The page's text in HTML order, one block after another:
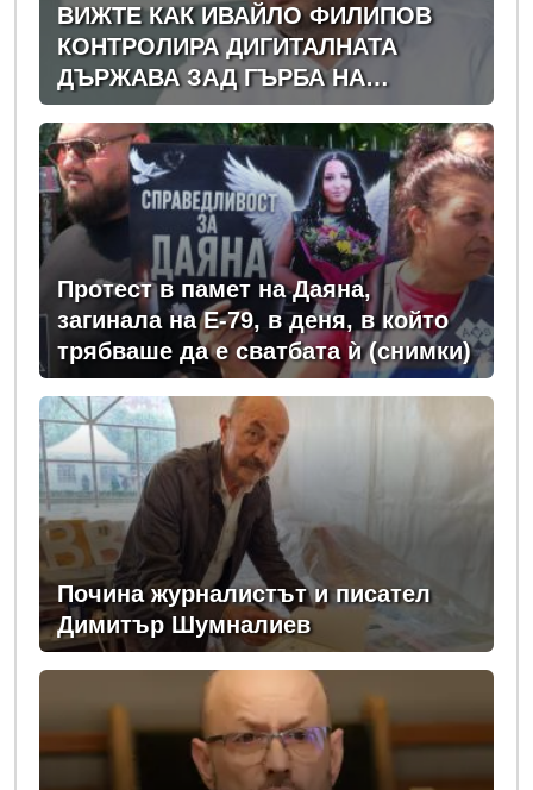
ВИЖТЕ КАК ИВАЙЛО ФИЛИПОВ
КОНТРОЛИРА ДИГИТАЛНАТА
ДЪРЖАВА ЗАД ГЪРБА НА
ПРАВИТЕЛСТВОТО?
(РАЗСЛЕДВАНЕ)
Протест в памет на Даяна,
загинала на Е-79, в деня, в който
трябваше да е сватбата ѝ (снимки)
Почина журналистът и писател
Димитър Шумналиев